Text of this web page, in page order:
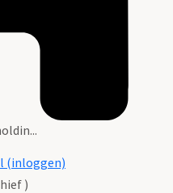
(inloggen)
)